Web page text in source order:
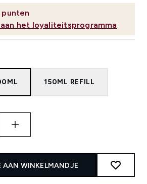
punten
het loyaliteitsprogramma
150ML REFILL
AAN WINKELMANDJE